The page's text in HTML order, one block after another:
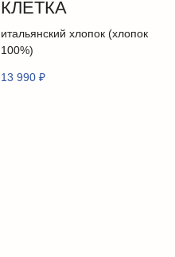
КЛЕТКА
итальянский хлопок (хлопок
100%)
13 990 ₽